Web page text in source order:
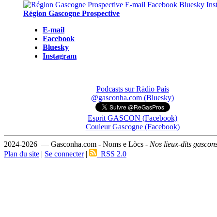
Région Gascogne Prospective
E-mail
Facebook
Bluesky
Instagram
Podcasts sur Ràdio País
@gasconha.com (Bluesky)
Esprit GASCON (Facebook)
Couleur Gascogne (Facebook)
2024-2026 — Gasconha.com - Noms e Lòcs - Nos lieux-dits
Plan du site | Se connecter| RSS 2.0